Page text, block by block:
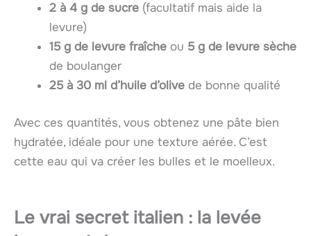
2 à 4 g de sucre (facultatif mais aide la
levure)
15 g de levure fraîche ou 5 g de levure sèche
de boulanger
25 à 30 ml d’huile d’olive de bonne qualité
Avec ces quantités, vous obtenez une pâte bien
hydratée, idéale pour une texture aérée. C’est
cette eau qui va créer les bulles et le moelleux.
Le vrai secret italien : la levée